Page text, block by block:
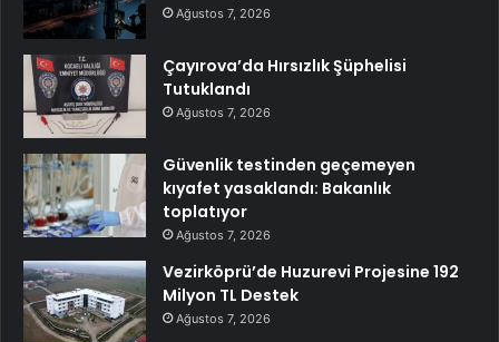
Ağustos 7, 2026
Çayırova’da Hırsızlık Şüphelisi
Tutuklandı
Ağustos 7, 2026
Güvenlik testinden geçemeyen
kıyafet yasaklandı: Bakanlık
toplatıyor
Ağustos 7, 2026
Vezirköprü’de Huzurevi Projesine 192
Milyon TL Destek
Ağustos 7, 2026